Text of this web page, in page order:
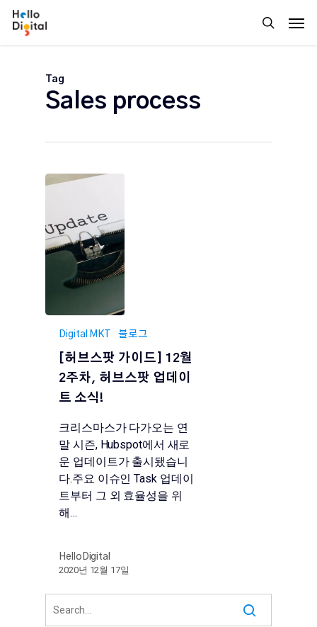
Skip
search
Tag
Sales process
Digital MKT 블로그
[허브스팟 가이드] 12월
2주차, 허브스팟 업데이
트 소식!
크리스마스가 다가오는 연
말 시즌, Hubspot에서 새로
운 업데이트가 출시됐습니
다.주요 이슈인 Task 업데이
트부터 그 외 효율성을 위
해…
HelloDigital
2020년 12월 17일